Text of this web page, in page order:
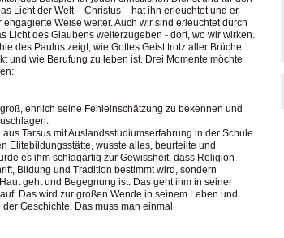
Licht der Welt – Christus – hat ihn erleuchtet und er
Weise weiter. Auch wir sind erleuchtet durch
Licht des Glaubens weiterzugeben - dort, wo wir wirken.
des Paulus zeigt, wie Gottes Geist trotz aller Brüche
und wie Berufung zu leben ist. Drei Momente möchte
ehrlich seine Fehleinschätzung zu bekennen und
Tarsus mit Auslandsstudiumserfahrung in der Schule
Elitebildungsstätte, wusste alles, beurteilte und
es ihm schlagartig zur Gewissheit, dass Religion
Bildung und Tradition bestimmt wird, sondern
geht und Begegnung ist. Das geht ihm in seiner
Das wird zur großen Wende in seinem Leben und
Geschichte. Das muss man einmal